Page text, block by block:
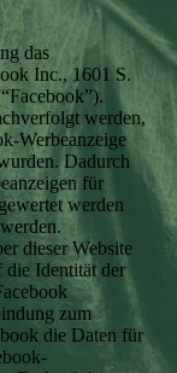
das
Inc., 1601 S.
werden,
Werbeanzeige
Dadurch
für
werden
dieser Website
die Identität der
zum
die Daten für